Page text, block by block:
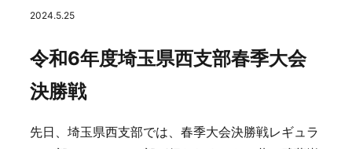
2024.5.25
令和6年度埼玉県西支部春季大会
決勝戦
先日、埼玉県西支部では、春季大会決勝戦レギュラ